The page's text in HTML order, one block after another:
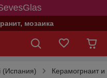
мозаика
(Испания) Керамогрнаит